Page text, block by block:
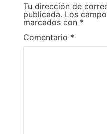
Tu dirección de
publicada. Los
marcados con *
Comentario *